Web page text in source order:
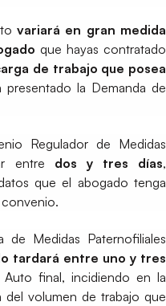
variará en gran medida
que hayas contratado
de trabajo que posea
la Demanda de
Regulador de Medidas
entre dos y tres días,
que el abogado tenga
de Medidas Paternofiliales
tardará entre uno y tres
final, incidiendo en la
del volumen de trabajo que